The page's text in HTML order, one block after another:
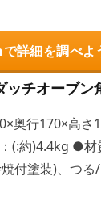
詳細を調べよ
ッチオーブ
奥行170×高
(:約)4.4kg ●材
付塗装)、つる